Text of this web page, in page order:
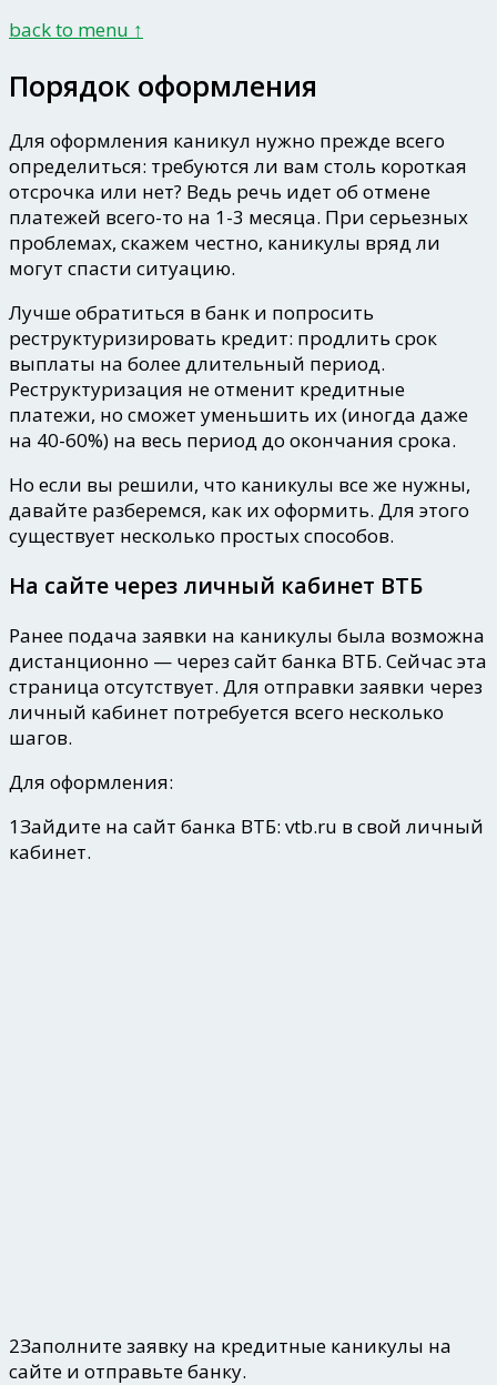
back to menu ↑
Порядок оформления
Для оформления каникул нужно прежде всего
определиться: требуются ли вам столь короткая
отсрочка или нет? Ведь речь идет об отмене
платежей всего-то на 1-3 месяца. При серьезных
проблемах, скажем честно, каникулы вряд ли
могут спасти ситуацию.
Лучше обратиться в банк и попросить
реструктуризировать кредит: продлить срок
выплаты на более длительный период.
Реструктуризация не отменит кредитные
платежи, но сможет уменьшить их (иногда даже
на 40-60%) на весь период до окончания срока.
Но если вы решили, что каникулы все же нужны,
давайте разберемся, как их оформить. Для этого
существует несколько простых способов.
На сайте через личный кабинет ВТБ
Ранее подача заявки на каникулы была возможна
дистанционно — через сайт банка ВТБ. Сейчас эта
страница отсутствует. Для отправки заявки через
личный кабинет потребуется всего несколько
шагов.
Для оформления:
1Зайдите на сайт банка ВТБ: vtb.ru в свой личный
кабинет.
2Заполните заявку на кредитные каникулы на
сайте и отправьте банку.